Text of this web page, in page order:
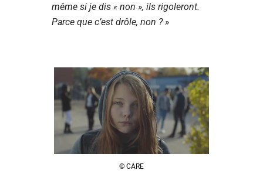
même si je dis « non », ils rigoleront.
Parce que c’est drôle, non ? »
© CARE